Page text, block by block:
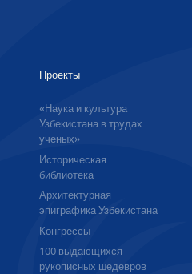
Проекты
«Наука и культура
Узбекистана в трудах
ученых»
Историческая
библиотека
Архитектурная
эпиграфика Узбекистана
Конгрессы
100 выдающихся
рукописных шедевров